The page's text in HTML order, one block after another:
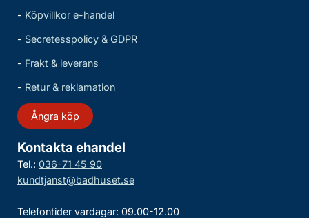
- Köpvillkor e-handel
- Secretesspolicy & GDPR
- Frakt & leverans
- Retur & reklamation
Ångra köp
Kontakta ehandel
Tel.: 036-71 45 90
kundtjanst@badhuset.se
Telefontider vardagar: 09.00-12.00